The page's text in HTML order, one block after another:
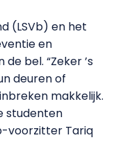
(LSVb) en het
en
bel. “Zeker ’s
deuren of
makkelijk.
studenten
voorzitter Tariq